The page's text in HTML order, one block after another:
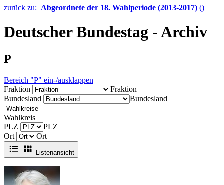
zurück zu: Abgeordnete der 18. Wahlperiode (2013-2017) ()
Deutscher Bundestag - Archiv
P
Bereich "P" ein-/ausklappen
Fraktion
Fraktion
Bundesland
Bundesland
Wahlkreis
PLZ
PLZ
Ort
Ort
Listenansicht